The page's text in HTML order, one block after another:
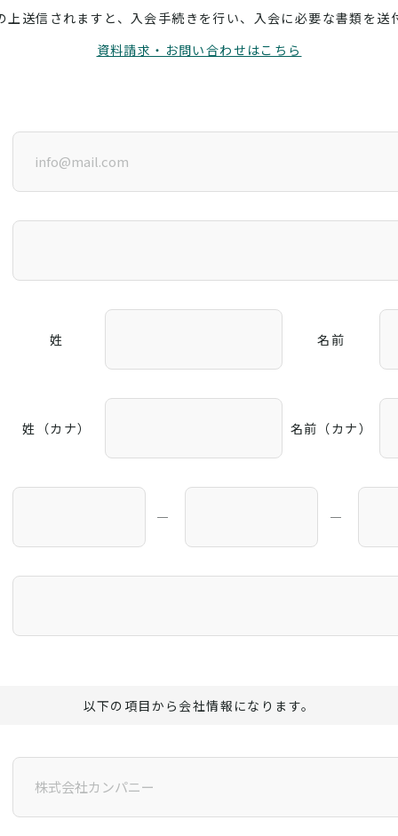
上送信されますと、入会手続きを行い、入会に必要な書類を送
資料請求・お問い合わせはこちら
姓 名前
姓（カナ） 名前（カナ）
― ―
以下の項目から会社情報になります。